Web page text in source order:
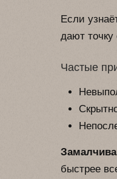
Если
дают
Частые
быстрее